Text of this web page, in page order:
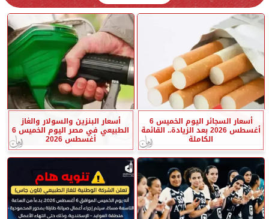
أسعار السجائر اليوم الخميس 6
أغسطس 2026 بعد الزيادة.. القائمة
الكاملة
أسعار البنزين والسولار والغاز
الطبيعي في مصر اليوم الخميس 6
أغسطس 2026